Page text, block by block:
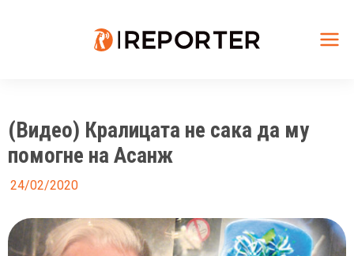
(Видео) Кралицата не сака да му
помогне на Асанж
24/02/2020